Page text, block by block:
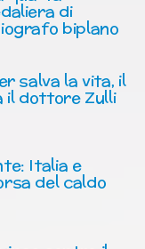
di
biplano
salva la vita, il
il dottore Zulli
Italia e
del caldo